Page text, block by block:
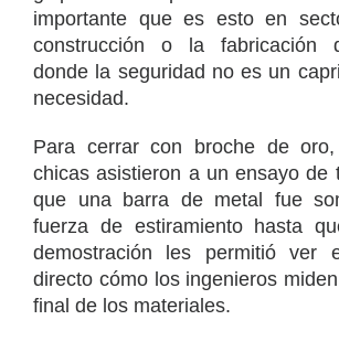
importante que es esto en
construcción o la fabricación
donde la seguridad no es un
necesidad.
Para cerrar con broche de
chicas asistieron a un ensayo de
que una barra de metal fue
fuerza de estiramiento hasta
demostración les permitió ver
directo cómo los ingenieros
final de los materiales.